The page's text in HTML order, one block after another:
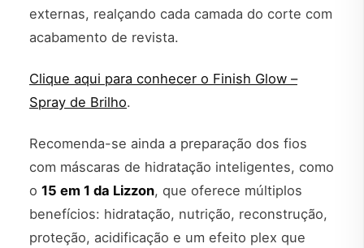
externas, realçando cada camada do corte com
acabamento de revista.
Clique aqui para conhecer o Finish Glow –
Spray de Brilho.
Recomenda-se ainda a preparação dos fios
com máscaras de hidratação inteligentes, como
o 15 em 1 da Lizzon, que oferece múltiplos
benefícios: hidratação, nutrição, reconstrução,
proteção, acidificação e um efeito plex que